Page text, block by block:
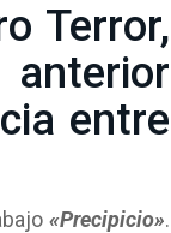
Terror,
entre
«Precipicio».